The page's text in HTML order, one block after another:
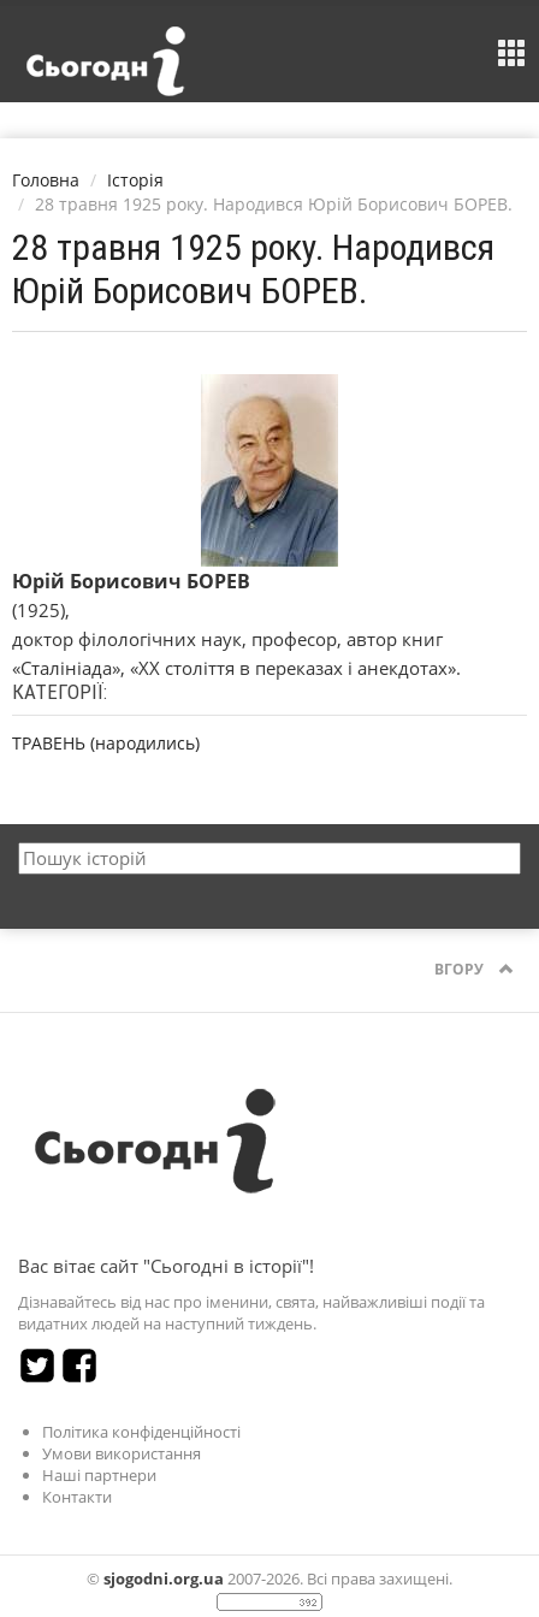
Головна
Історія
28 травня 1925 року. Народився Юрій Борисович БОРЕВ.
28 травня 1925 року. Народився
Юрій Борисович БОРЕВ.
Юрій Борисович БОРЕВ
(1925),
доктор філологічних наук, професор, автор книг
«Сталініада», «XX століття в переказах і анекдотах».
КАТЕГОРІЇ:
ТРАВЕНЬ (народились)
ВГОРУ
Вас вітає сайт "Сьогодні в історії"!
Дізнавайтесь від нас про іменини, свята, найважливіші події та
видатних людей на наступний тиждень.
Політика конфіденційності
Умови використання
Наші партнери
Контакти
© sjogodni.org.ua 2007-2026. Всі права захищені.